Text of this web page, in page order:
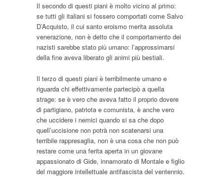
Il secondo di questi piani è molto vicino al primo:
se tutti gli italiani si fossero comportati come Salvo
D’Acquisto, il cui santo eroismo merita assoluta
venerazione, non è detto che il comportamento dei
nazisti sarebbe stato più umano: l’approssimarsi
della fine aveva liberato gli animi più bestiali.
Il terzo di questi piani è terribilmente umano e
riguarda chi effettivamente partecipò a quella
strage: se è vero che aveva fatto il proprio dovere
di partigiano, patriota e comunista, è anche vero
che uccidere i nemici quando si sa che dopo
quell’uccisione non potrà non scatenarsi una
terribile rappresaglia, non è una cosa che non può
restare come una ferita aperta in un giovane
appassionato di Gide, innamorato di Montale e figlio
del maggiore intellettuale antifascista del ventennio.